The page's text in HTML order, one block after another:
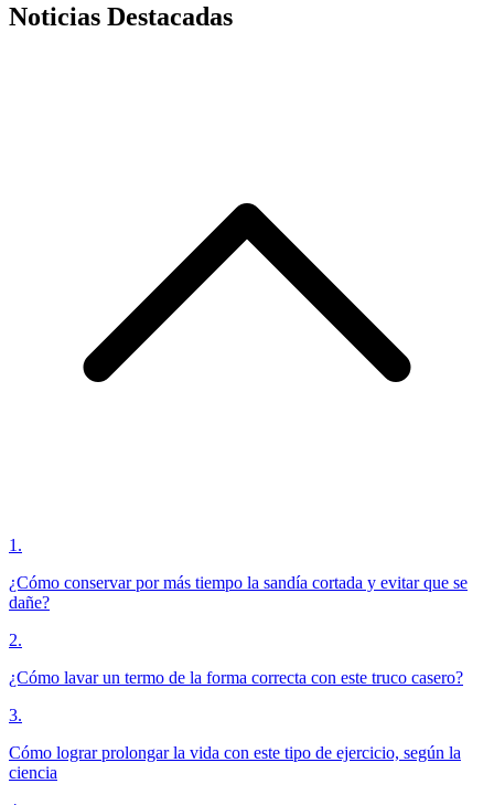
Noticias Destacadas
1 .
¿Cómo conservar por más tiempo la sandía cortada y evitar que se
dañe?
2.
¿Cómo lavar un termo de la forma correcta con este truco casero?
3.
Cómo lograr prolongar la vida con este tipo de ejercicio, según la
ciencia